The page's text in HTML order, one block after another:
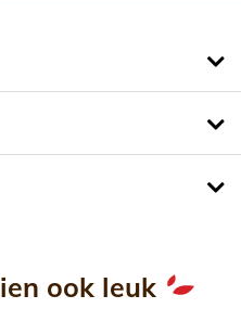
ook leuk